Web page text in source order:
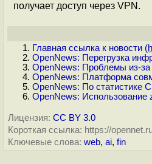
получает доступ через VPN.
Главная ссылка к новости (
OpenNews: Перегрузка
OpenNews: Проблемы из-за
OpenNews: Платформа
OpenNews: По статистике
OpenNews:
Лицензия: CC BY 3.0
Короткая ссылка: https://
Ключевые слова: web, ai, fin